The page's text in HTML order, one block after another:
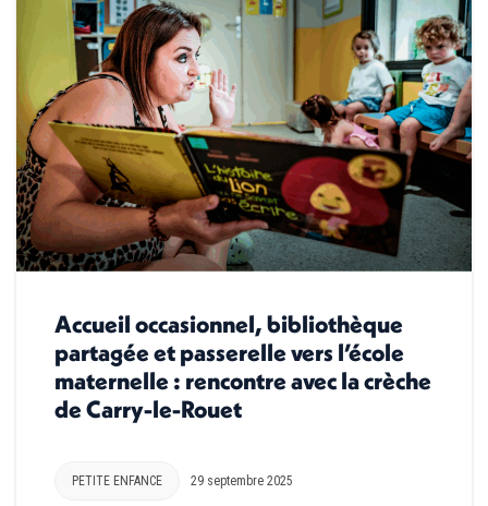
Accueil occasionnel, bibliothèque
partagée et passerelle vers l’école
maternelle : rencontre avec la crèche
de Carry-le-Rouet
PETITE ENFANCE 29 septembre 2025